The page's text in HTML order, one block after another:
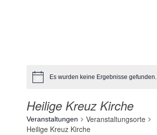
Es wurden keine Ergebnisse gefunden.
Heilige Kreuz Kirche
Veranstaltungen
Veranstaltungsorte
Heilige Kreuz Kirche